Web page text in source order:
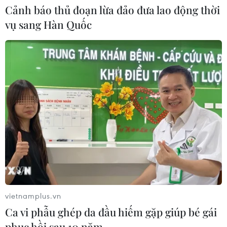
Lưu học sinh Việt Nam tại Thái Lan
về nguồn theo dấu chân Bác Hồ
20/07/2026 15:46
Xem thêm
CƠ QUAN CHỦ QUẢN: THÔNG TẤN XÃ VIỆT NAM
Tổng Biên tập: TRẦN TIẾN DUẨN
Phó Tổng Biên tập: NGUYỄN THỊ TÁM, KHÚC THANH
THỦY
Cảnh báo thủ đoạn lừa đảo đưa lao động thời
vụ sang Hàn Quốc
vietnamplus.vn
Ca vi phẫu ghép da đầu hiếm gặp giúp bé gái